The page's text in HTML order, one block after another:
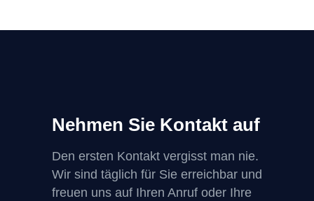
Nehmen Sie Kontakt auf
Den ersten Kontakt vergisst man nie.
Wir sind täglich für Sie erreichbar und
freuen uns auf Ihren Anruf oder Ihre